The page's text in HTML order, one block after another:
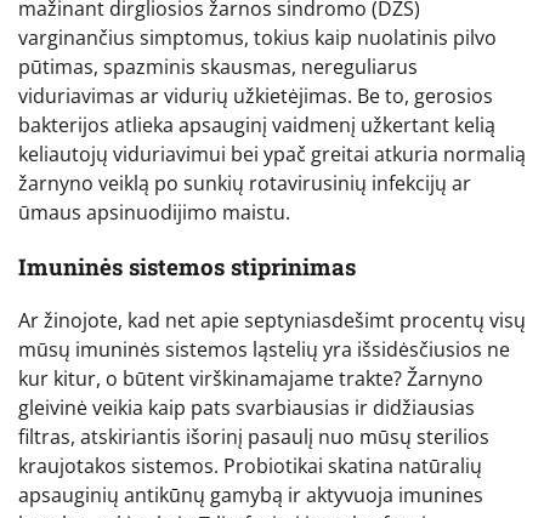
mažinant dirgliosios žarnos sindromo (DŽS)
varginančius simptomus, tokius kaip nuolatinis pilvo
pūtimas, spazminis skausmas, nereguliarus
viduriavimas ar vidurių užkietėjimas. Be to, gerosios
bakterijos atlieka apsauginį vaidmenį užkertant kelią
keliautojų viduriavimui bei ypač greitai atkuria normalią
žarnyno veiklą po sunkių rotavirusinių infekcijų ar
ūmaus apsinuodijimo maistu.
Imuninės sistemos stiprinimas
Ar žinojote, kad net apie septyniasdešimt procentų visų
mūsų imuninės sistemos ląstelių yra išsidėsčiusios ne
kur kitur, o būtent virškinamajame trakte? Žarnyno
gleivinė veikia kaip pats svarbiausias ir didžiausias
filtras, atskiriantis išorinį pasaulį nuo mūsų sterilios
kraujotakos sistemos. Probiotikai skatina natūralių
apsauginių antikūnų gamybą ir aktyvuoja imunines